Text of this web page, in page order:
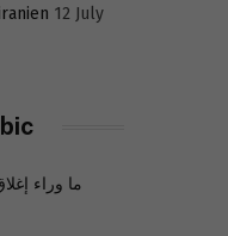
12 July
ما وراء